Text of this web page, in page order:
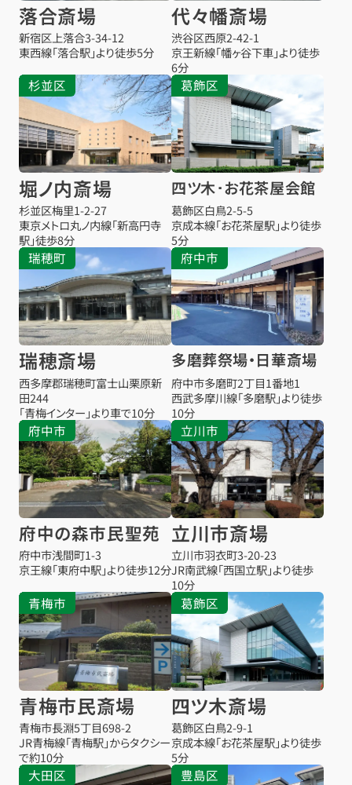
落合斎場
新宿区上落合3-34-12
東西線「落合駅」より徒歩5分
代々幡斎場
渋谷区西原2-42-1
京王新線「幡ヶ谷下車」より徒歩
6分
杉並区
堀ノ内斎場
杉並区梅里1-2-27
東京メトロ丸ノ内線「新高円寺
駅」徒歩8分
葛飾区
四ツ木･お花茶屋会館
葛飾区白鳥2-5-5
京成本線「お花茶屋駅」より徒歩
5分
瑞穂町
瑞穂斎場
西多摩郡瑞穂町富士山栗原新
田244
「青梅インター」より車で10分
府中市
多磨葬祭場・日華斎場
府中市多磨町2丁目1番地1
西武多摩川線「多磨駅」より徒歩
10分
府中市
府中の森市民聖苑
府中市浅間町1-3
京王線「東府中駅」より徒歩12分
立川市
立川市斎場
立川市羽衣町3-20-23
JR南武線「西国立駅」より徒歩
10分
青梅市
青梅市民斎場
青梅市長淵5丁目698-2
JR青梅線「青梅駅」からタクシー
で約10分
葛飾区
四ツ木斎場
葛飾区白鳥2-9-1
京成本線「お花茶屋駅」より徒歩
5分
大田区 豊島区